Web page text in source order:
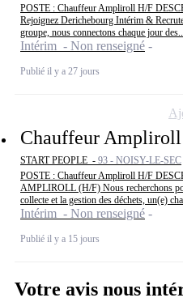
POSTE : Chauffeur Ampliroll H/F
Rejoignez Derichebourg Intérim &
groupe, nous connectons chaque jour
Intérim - Non renseigné
Publié il y a 27 jours
Chauffeur
START PEOPLE - 93 - NOISY-LE-SEC
POSTE : Chauffeur Ampliroll H/F
AMPLIROLL (H/F) Nous recherchons
collecte et la gestion des déchets, un(e)
Intérim - Non renseigné
Publié il y a 15 jours
Votre avis nous